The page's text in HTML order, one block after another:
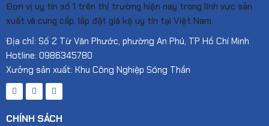
Đơn vị uy tín số 1 trên thị trường hiện nay trong lĩnh vực sản
xuất và cung cấp, lắp đặt giá kệ uy tín tại Việt Nam.
Địa chỉ: Số 2 Từ Văn Phước, phường An Phú, TP Hồ Chí Minh
Hotline: 0986345780
Xưởng sản xuất: Khu Công Nghiệp Sóng Thần
CHÍNH SÁCH